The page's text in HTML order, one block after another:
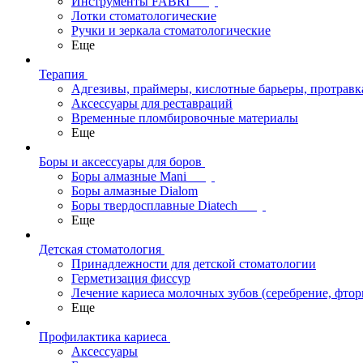
Лотки стоматологические
Ручки и зеркала стоматологические
Еще
Терапия
Адгезивы, праймеры, кислотные барьеры,
Аксессуары для реставраций
Временные пломбировочные материалы
Еще
Боры и аксессуары для боров
Боры алмазные Mani
Боры алмазные Dialom
Боры твердосплавные Diatech
Еще
Детская стоматология
Принадлежности для детской стоматологии
Герметизация фиссур
Лечение кариеса молочных зубов (серебрение,
Еще
Профилактика кариеса
Аксессуары